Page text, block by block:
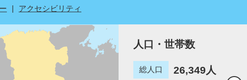
アクセシビリティ
人口・世帯数
総人口 26,349人